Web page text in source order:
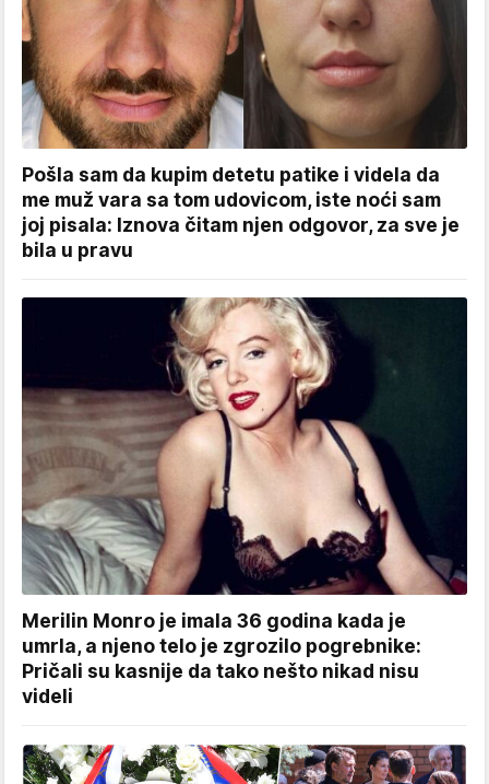
Pošla sam da kupim detetu patike i videla da
me muž vara sa tom udovicom, iste noći sam
joj pisala: Iznova čitam njen odgovor, za sve je
bila u pravu
Merilin Monro je imala 36 godina kada je
umrla, a njeno telo je zgrozilo pogrebnike:
Pričali su kasnije da tako nešto nikad nisu
videli